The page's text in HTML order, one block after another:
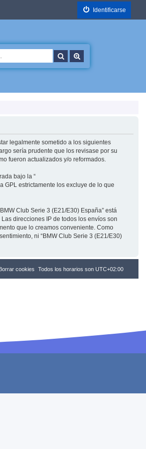
Identificarse
Buscar
legalmente sometido a los siguientes
sería prudente que los revisase por su
fueron actualizados y/o reformados.
bajo la “
GPL estrictamente los excluye de lo que
Club Serie 3 (E21/E30) España” está
direcciones IP de todos los envíos son
que lo creamos conveniente. Como
ni “BMW Club Serie 3 (E21/E30)
Todos los horarios son UTC+02:00
cookies